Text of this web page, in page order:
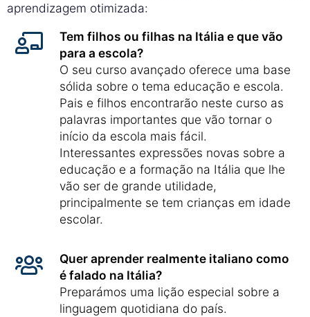
aprendizagem otimizada:
Tem filhos ou filhas na Itália e que vão
para a escola?
O seu curso avançado oferece uma base
sólida sobre o tema educação e escola.
Pais e filhos encontrarão neste curso as
palavras importantes que vão tornar o
início da escola mais fácil.
Interessantes expressões novas sobre a
educação e a formação na Itália que lhe
vão ser de grande utilidade,
principalmente se tem crianças em idade
escolar.
Quer aprender realmente italiano como
é falado na Itália?
Preparámos uma lição especial sobre a
linguagem quotidiana do país.